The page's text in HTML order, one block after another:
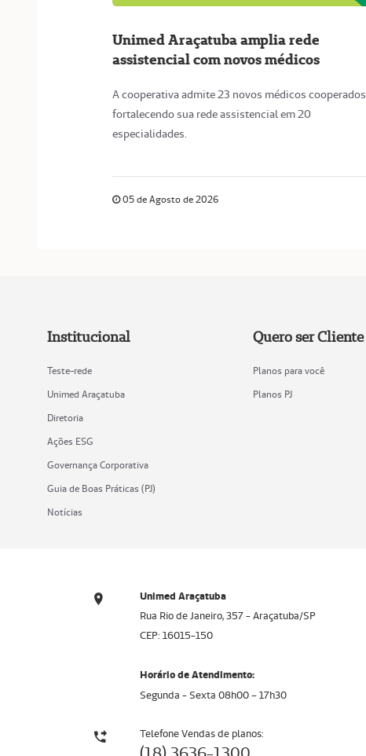
Unimed Araçatuba amplia rede
assistencial com novos médicos
A cooperativa admite 23 novos médicos
fortalecendo sua rede assistencial em 20
especialidades.
05 de Agosto de 2026
Institucional
Teste-rede
Unimed Araçatuba
Diretoria
Ações ESG
Governança Corporativa
Guia de Boas Práticas (PJ)
Notícias
Quero ser Cliente
Planos para você
Planos PJ
Unimed Araçatuba
Rua Rio de Janeiro, 357 - Araçatuba/SP
CEP: 16015-150
Horário de Atendimento:
Segunda - Sexta 08h00 – 17h30
Telefone Vendas de planos: